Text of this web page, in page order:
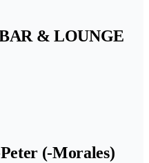
& LOUNGE
(-Morales)